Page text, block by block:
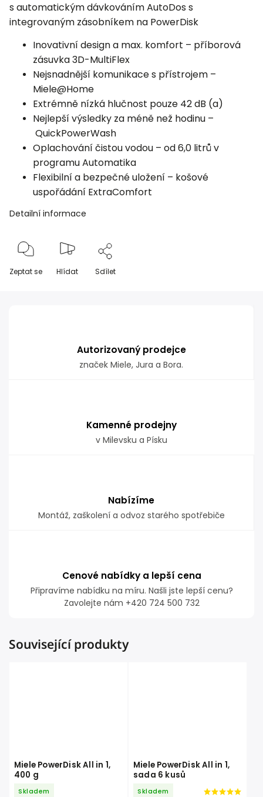
s automatickým dávkováním AutoDos s
integrovaným zásobníkem na PowerDisk
Inovativní design a max. komfort – příborová
zásuvka 3D-MultiFlex
Nejsnadnější komunikace s přístrojem –
Miele@Home
Extrémně nízká hlučnost pouze 42 dB (a)
Nejlepší výsledky za méně než hodinu –
QuickPowerWash
Oplachování čistou vodou – od 6,0 litrů v
programu Automatika
Flexibilní a bezpečné uložení – košové
uspořádání ExtraComfort
Detailní informace
Zeptat se Hlídat Sdílet
Autorizovaný prodejce
značek Miele, Jura a Bora.
Kamenné prodejny
v Milevsku a Písku
Nabízíme
Montáž, zaškolení a odvoz starého spotřebiče
Cenové nabídky a lepší cena
Připravíme nabídku na míru. Našli jste lepší cenu?
Zavolejte nám +420 724 500 732
Související produkty
Miele PowerDisk All in 1,
400 g
Skladem
Miele PowerDisk All in 1,
sada 6 kusů
Skladem